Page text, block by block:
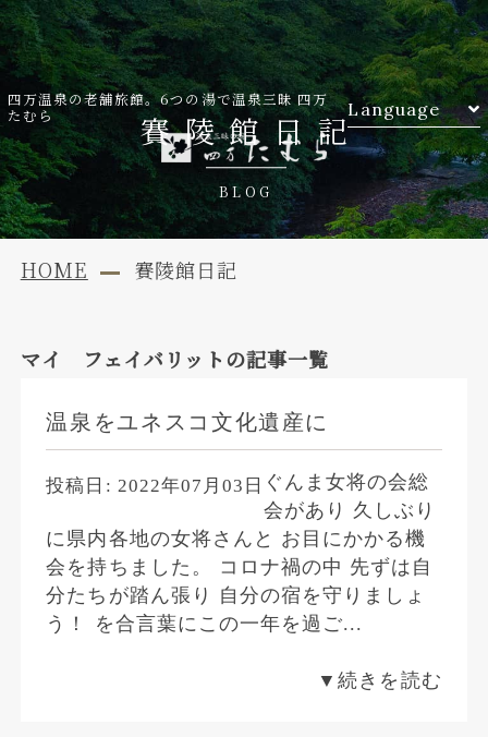
四万温泉の老舗旅館。6つの湯で温泉三昧 四万
たむら
Language
賽陵館日記
BLOG
HOME 賽陵館日記
マイ フェイバリット の記事一覧
温泉をユネスコ文化遺産に
投稿日: 2022年07月03日 ぐんま女将の会総
会があり 久しぶり
に県内各地の女将さんと お目にかかる機
会を持ちました。 コロナ禍の中 先ずは自
分たちが踏ん張り 自分の宿を守りましょ
う！ を合言葉にこの一年を過ご...
▼続きを読む